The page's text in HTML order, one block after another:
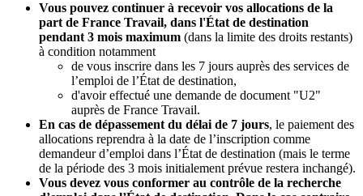
Vous pouvez continuer à recevoir vos allocations de la
part de France Travail, dans l'État de destination
pendant 3 mois maximum (dans la limite des droits restants)
à condition notamment
de vous inscrire dans les 7 jours auprès des services de
l’emploi de l’État de destination,
d'avoir effectué une demande de document "U2"
auprès de France Travail.
En cas de dépassement du délai de 7 jours, le paiement des
allocations reprendra à la date de l’inscription comme
demandeur d’emploi dans l’État de destination (mais le terme
de la période des 3 mois initialement prévue restera inchangé).
Vous devez vous conformer au contrôle de la recherche